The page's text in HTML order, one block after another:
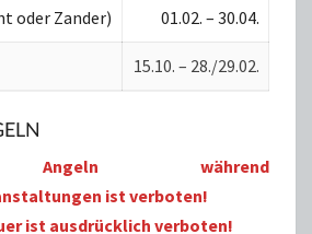
oder Zander) 01.02. – 30.04.
15.10. – 28./29.02.
während
ist verboten!
ist ausdrücklich verboten!